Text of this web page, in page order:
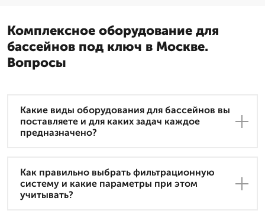
Комплексное оборудование для
бассейнов под ключ в Москве.
Вопросы
Какие виды оборудования для бассейнов вы
поставляете и для каких задач каждое
предназначено?
Как правильно выбрать фильтрационную
систему и какие параметры при этом
учитывать?